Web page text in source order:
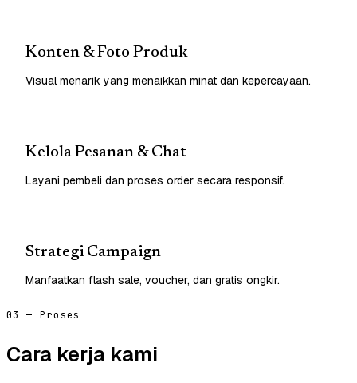
Konten & Foto Produk
Visual menarik yang menaikkan minat dan kepercayaan.
Kelola Pesanan & Chat
Layani pembeli dan proses order secara responsif.
Strategi Campaign
Manfaatkan flash sale, voucher, dan gratis ongkir.
03 — Proses
Cara kerja kami